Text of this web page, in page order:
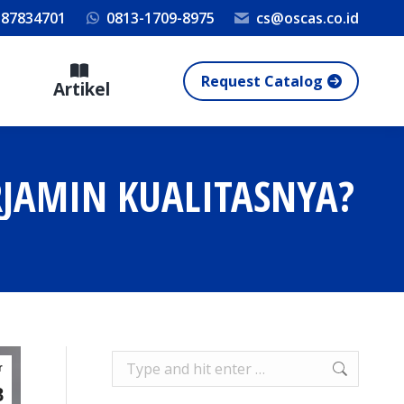
0813-1709-8975 cs@oscas.co.id
Artikel Request Catalog
KUALITASNYA?
Search: